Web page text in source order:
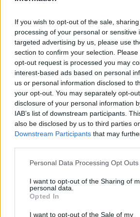
If you wish to opt-out of the sale,
processing of your personal or sensitive
targeted advertising by us, please use
section to confirm your selection.
opt-out request is processed you may
interest-based ads based on personal
us or personal information disclosed to
your opt-out. You may separately opt-
disclosure of your personal information
IAB’s list of downstream participants.
also be disclosed by us to third parties
Downstream Participants that may
Personal Data Processing Opt Outs
I want to opt-out of the Sharing of
personal data.
Opted In
I want to opt-out of the Sale of my
commento esprime il pensiero dell'autore e non
possono essere automaticamente pubblicati senza
che includano uno o più link a siti esterni verranno
sistema.
ADV